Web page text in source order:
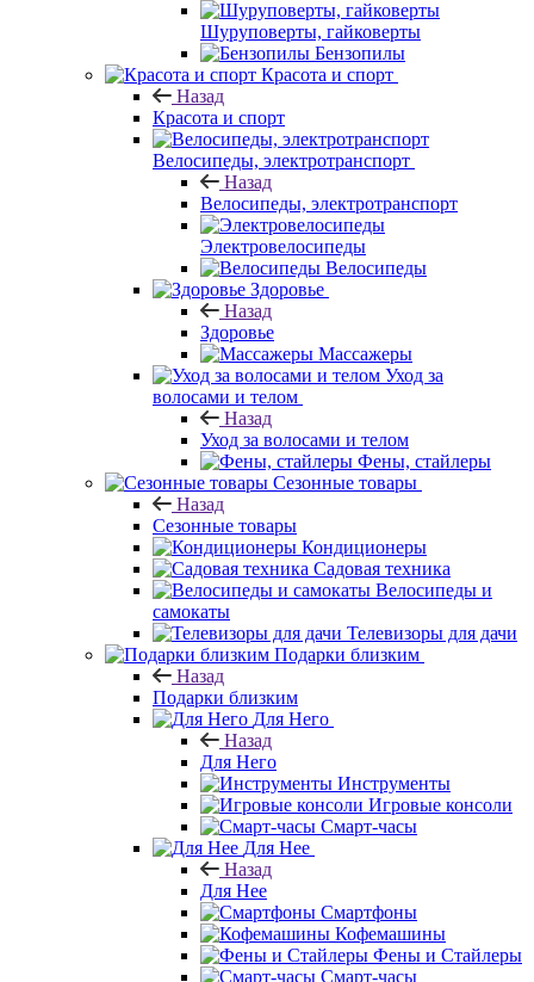
Шуруповерты, гайковерты
Бензопилы
Красота и спорт
Назад
Красота и спорт
Велосипеды, электротранспорт
Назад
Велосипеды, электротранспорт
Электровелосипеды
Велосипеды
Здоровье
Назад
Здоровье
Массажеры
Уход за
волосами и телом
Назад
Уход за волосами и телом
Фены, стайлеры
Сезонные товары
Назад
Сезонные товары
Кондиционеры
Садовая техника
Велосипеды и
самокаты
Телевизоры для дачи
Подарки близким
Назад
Подарки близким
Для Него
Назад
Для Него
Инструменты
Игровые консоли
Смарт-часы
Для Нее
Назад
Для Нее
Смартфоны
Кофемашины
Фены и Стайлеры
Смарт-часы